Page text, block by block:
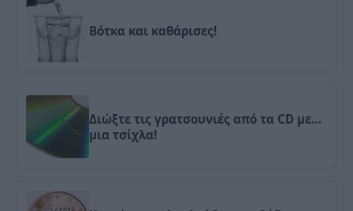
Βότκα και καθάρισες!
Διώξτε τις γρατσουνιές από τα CD με…
μια τσίχλα!